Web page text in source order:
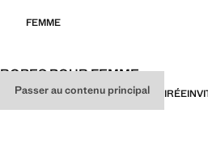
Passer au contenu principal
FEMME
ROBES POUR FEMME
TOUTROBESCOMBINAISONDE SOIRÉE